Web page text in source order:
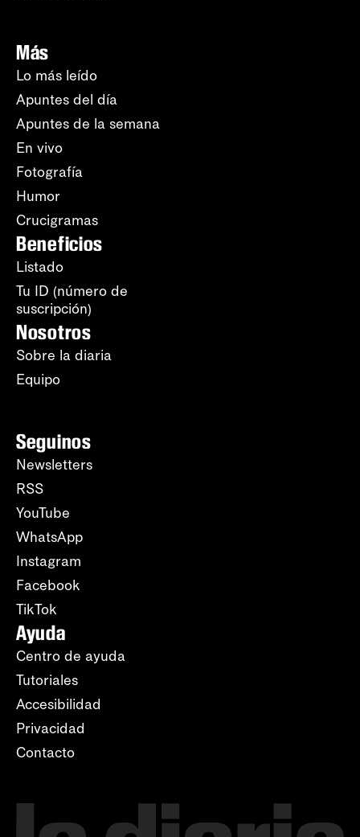
Más
Lo más leído
Apuntes del día
Apuntes de la semana
En vivo
Fotografía
Humor
Crucigramas
Beneficios
Listado
Tu ID (número de
suscripción)
Nosotros
Sobre la diaria
Equipo
Seguinos
Newsletters
RSS
YouTube
WhatsApp
Instagram
Facebook
TikTok
Ayuda
Centro de ayuda
Tutoriales
Accesibilidad
Privacidad
Contacto